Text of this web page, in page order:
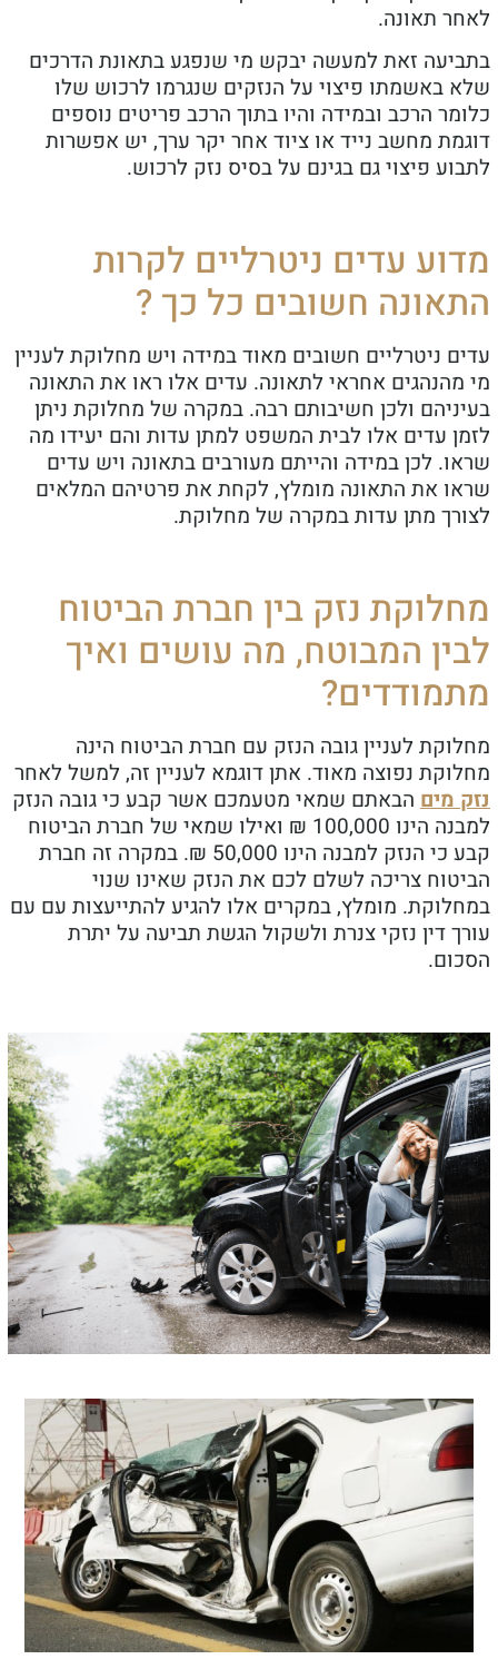
לאחר תאונה.
בתביעה זאת למעשה יבקש מי שנפגע בתאונת הדרכים
שלא באשמתו פיצוי על הנזקים שנגרמו לרכוש שלו
כלומר הרכב ובמידה והיו בתוך הרכב פריטים נוספים
דוגמת מחשב נייד או ציוד אחר יקר ערך, יש אפשרות
לתבוע פיצוי גם בגינם על בסיס נזק לרכוש.
מדוע עדים ניטרליים לקרות
התאונה חשובים כל כך ?
עדים ניטרליים חשובים מאוד במידה ויש מחלוקת לעניין
מי מהנהגים אחראי לתאונה. עדים אלו ראו את התאונה
בעיניהם ולכן חשיבותם רבה. במקרה של מחלוקת ניתן
לזמן עדים אלו לבית המשפט למתן עדות והם יעידו מה
שראו. לכן במידה והייתם מעורבים בתאונה ויש עדים
שראו את התאונה מומלץ, לקחת את פרטיהם המלאים
לצורך מתן עדות במקרה של מחלוקת.
מחלוקת נזק בין חברת הביטוח
לבין המבוטח, מה עושים ואיך
מתמודדים?
מחלוקת לעניין גובה הנזק עם חברת הביטוח הינה
מחלוקת נפוצה מאוד. אתן דוגמא לעניין זה, למשל לאחר
נזק מים הבאתם שמאי מטעמכם אשר קבע כי גובה הנזק
למבנה הינו 100,000 ₪ ואילו שמאי של חברת הביטוח
קבע כי הנזק למבנה הינו 50,000 ₪. במקרה זה חברת
הביטוח צריכה לשלם לכם את הנזק שאינו שנוי
במחלוקת. מומלץ, במקרים אלו להגיע להתייעצות עם עם
עורך דין נזקי צנרת ולשקול הגשת תביעה על יתרת
הסכום.